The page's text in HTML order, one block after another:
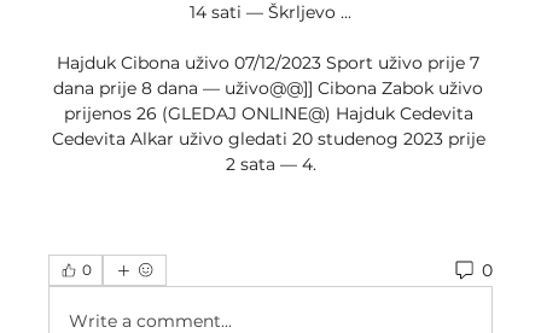
14 sati — Škrljevo ...
Hajduk Cibona uživo 07/12/2023 Sport uživo prije 7
dana prije 8 dana — uživo@@]] Cibona Zabok uživo
prijenos 26 (GLEDAJ ONLINE@) Hajduk Cedevita
Cedevita Alkar uživo gledati 20 studenog 2023 prije
2 sata — 4.
0 0
Write a comment...